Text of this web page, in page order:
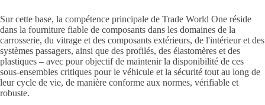
Sur cette base, la compétence principale de Trade World One réside
dans la fourniture fiable de composants dans les domaines de la
carrosserie, du vitrage et des composants extérieurs, de l'intérieur et des
systèmes passagers, ainsi que des profilés, des élastomères et des
plastiques – avec pour objectif de maintenir la disponibilité de ces
sous-ensembles critiques pour le véhicule et la sécurité tout au long de
leur cycle de vie, de manière conforme aux normes, vérifiable et
robuste.